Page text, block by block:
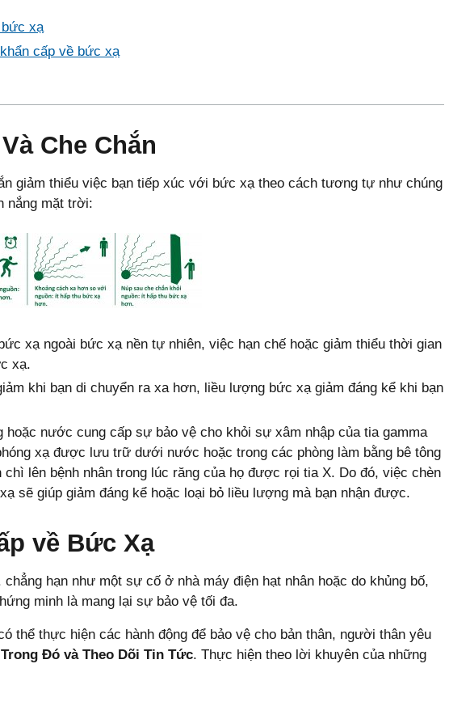
xạ
cấp về bức xạ
Che Chắn
giảm thiểu việc bạn tiếp xúc với bức xạ theo cách tương tự như chúng
nắng mặt trời:
xạ ngoài bức xạ nền tự nhiên, việc hạn chế hoặc giảm thiểu thời gian
xạ.
khi bạn di chuyển ra xa hơn, liều lượng bức xạ giảm đáng kể khi bạn
hoặc nước cung cấp sự bảo vệ cho khỏi sự xâm nhập của tia gamma
xạ được lưu trữ dưới nước hoặc trong các phòng làm bằng bê tông
lên bệnh nhân trong lúc răng của họ được rọi tia X. Do đó, việc chèn
sẽ giúp giảm đáng kể hoặc loại bỏ liều lượng mà bạn nhận được.
về Bức Xạ
hạn như một sự cố ở nhà máy điện hạt nhân hoặc do khủng bố,
minh là mang lại sự bảo vệ tối đa.
thể thực hiện các hành động để bảo vệ cho bản thân, người thân yêu
Đó và Theo Dõi Tin Tức. Thực hiện theo lời khuyên của những